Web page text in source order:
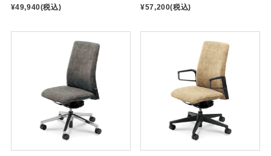
¥49,940(税込)
¥57,200(税込)